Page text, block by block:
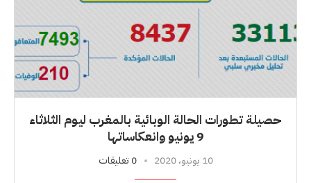
حصيلة تطورات الحالة الوبائية بالمغرب ليوم الثلاثاء
9 يونيو وانعكاساتها
10 يونيو، 2020 0 تعليقات